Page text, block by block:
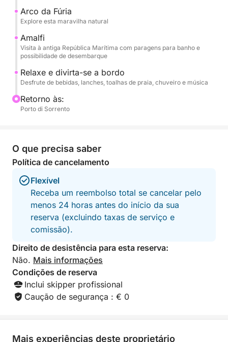
oportunidade de admirar o impressionante Arco de
Furore, uma maravilha natural esculpida na rocha.
águas cristalinas e turquesas, mergulhar e praticar
snorkel em locais paradisíacos. Oferecemos
também a opção de desembarque em Positano e
Amalfi, permitindo que você explore suas ruas
pitorescas e boutiques.
bebidas alcoólicas — acompanhadas de um
saboroso lanche. Para seu relaxamento, você
encontrará toalhas de praia limpas e um chuveiro
confortável para se refrescar após cada mergulho.
A música do nosso sistema de som acompanhará
sua viagem, criando a atmosfera perfeita. Observe
que o almoço não está incluído; você pode apreciá-
Smeraldo" ou em outro local de sua escolha na
costa. Desfrute de uma experiência completa,
perfeita para quem busca relaxamento, aventura e a
beleza atemporal da Costa Amalfitana.
Arco da Fúria
Explore esta maravilha natural
Amalfi
Visita à antiga República Marítima com paragens para banho e
possibilidade de desembarque
Relaxe e divirta-se a bordo
Desfrute de bebidas, lanches, toalhas de praia, chuveiro e música
Retorno às:
Porto di Sorrento
O que precisa saber
Política de cancelamento
Flexível
Receba um reembolso total se cancelar pelo
menos 24 horas antes do início da sua
reserva (excluindo taxas de serviço e
comissão).
Direito de desistência para esta reserva:
Não. Mais informações
Condições de reserva
Inclui skipper profissional
Caução de segurança : € 0
Mais experiências deste proprietário